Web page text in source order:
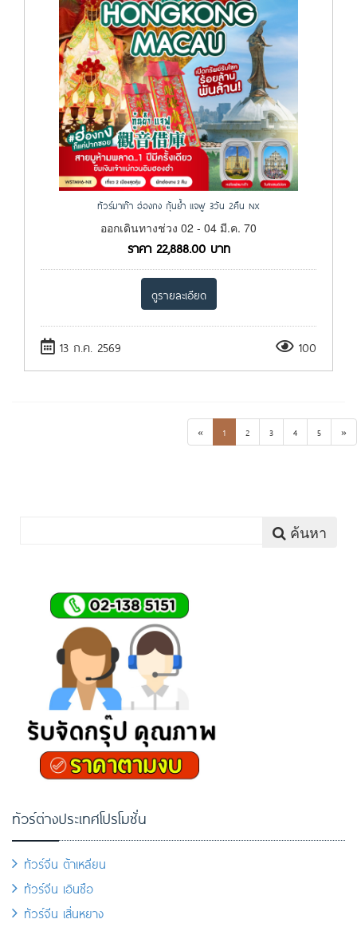
ทัวร์มาเก๊า ฮ่องกง กุ้นย้ำ แจฟู 3วัน 2คืน NX
ออกเดินทางช่วง 02 - 04 มี.ค. 70
ราคา 22,888.00บาท
ดูรายละเอียด
13 ก.ค. 2569 100
« 1 2 3 4 5 »
ค้นหา
ทัวร์ต่างประเทศโปรโมชั่น
ทัวร์จีน ต้าเหลียน
ทัวร์จีน เอินซือ
ทัวร์จีน เสิ่นหยาง